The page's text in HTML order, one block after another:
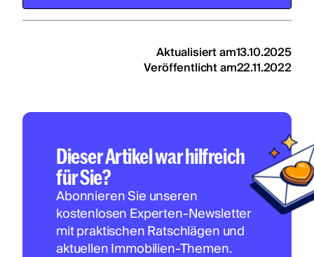
Aktualisiert am13.10.2025
Veröffentlicht am22.11.2022
Dieser Artikel war hilfreich
für Sie?
Abonnieren Sie unseren
kostenlosen Experten-Newsletter
mit praktischen Ratschlägen und
aktuellen Immobilien-Themen.